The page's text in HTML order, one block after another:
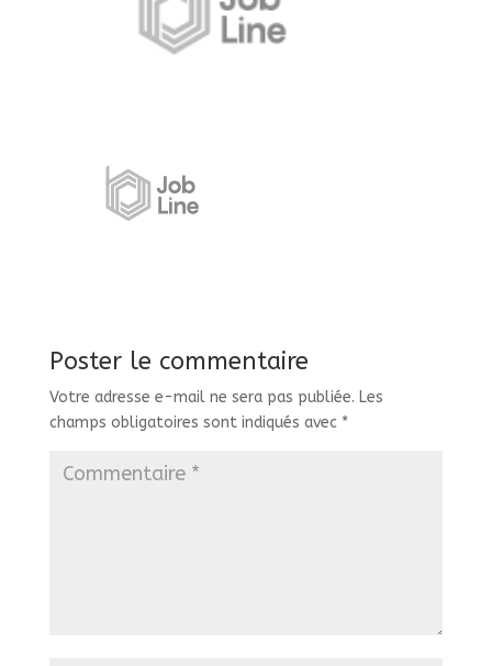
Poster le commentaire
Votre adresse e-mail ne sera pas publiée. Les
champs obligatoires sont indiqués avec *